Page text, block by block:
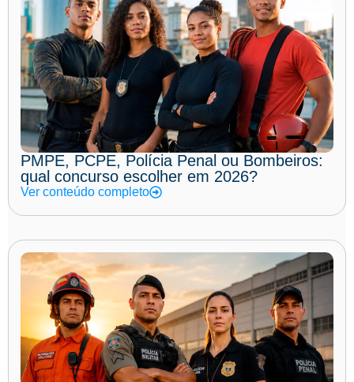
PMPE, PCPE, Polícia Penal ou Bombeiros:
qual concurso escolher em 2026?
Ver conteúdo completo